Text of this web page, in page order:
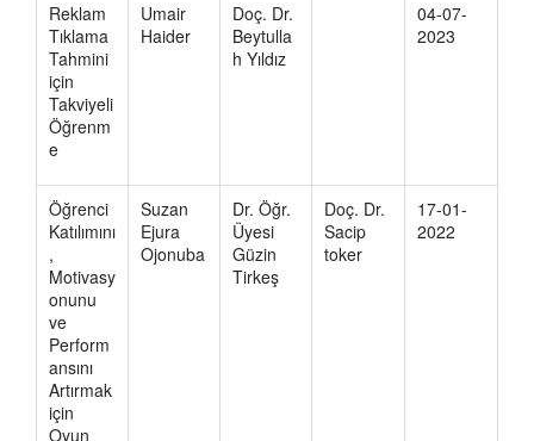
Reklam
Tıklama
Tahmini
için
Takviyeli
Öğrenm
e
Umair
Haider
Doç. Dr.
Beytulla
h Yıldız
04-07-
2023
Öğrenci
Katılımını
,
Motivasy
onunu
ve
Perform
ansını
Artırmak
için
Oyun
Suzan
Ejura
Ojonuba
Dr. Öğr.
Üyesi
Güzin
Tirkeş
Doç. Dr.
Sacip
toker
17-01-
2022